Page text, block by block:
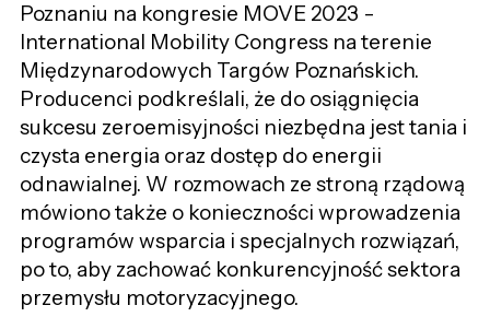
Poznaniu na kongresie MOVE 2023 -
International Mobility Congress na terenie
Międzynarodowych Targów Poznańskich.
Producenci podkreślali, że do osiągnięcia
sukcesu zeroemisyjności niezbędna jest tania i
czysta energia oraz dostęp do energii
odnawialnej. W rozmowach ze stroną rządową
mówiono także o konieczności wprowadzenia
programów wsparcia i specjalnych rozwiązań,
po to, aby zachować konkurencyjność sektora
przemysłu motoryzacyjnego.